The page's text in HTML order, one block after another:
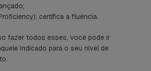
): certifica a fluência.
fazer todos esses, você pode ir
indicado para o seu nível de